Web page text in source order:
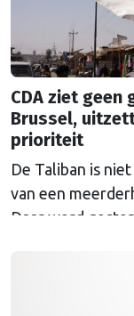
CDA ziet geen
Brussel,
prioriteit
De Taliban is
van een
Daar werd
Walle tegen de
Commissie. Het